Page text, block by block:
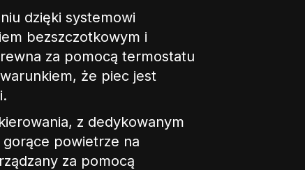
dzięki systemowi
bezszczotkowym i
za pomocą termostatu
że piec jest
z dedykowanym
powietrze na
za pomocą